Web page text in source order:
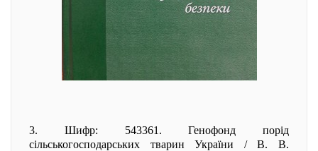
3. Шифр: 543361. Генофонд порід
сільськогосподарських тварин України / В. В.